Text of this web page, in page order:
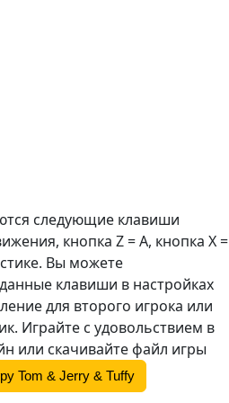
следующие клавиши
кнопка Z =A, кнопка X =
Вы можете
клавиши в настройках
для второго игрока или
Играйте с удовольствием в
или скачивайте файл игры
Tom & Jerry & Tuffy